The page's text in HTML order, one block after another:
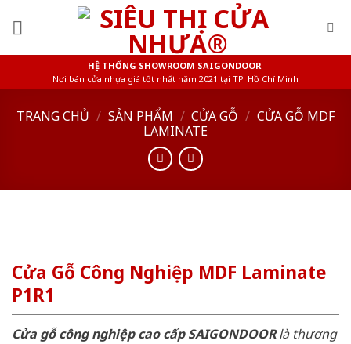
HỆ THỐNG SHOWROOM SAIGONDOOR
Nơi bán cửa nhựa giá tốt nhất năm 2021 tại TP. Hồ Chí Minh
TRANG CHỦ / SẢN PHẨM / CỬA GỖ / CỬA GỖ MDF
LAMINATE
Cửa Gỗ Công Nghiệp MDF Laminate
P1R1
Cửa gỗ công nghiệp cao cấp SAIGONDOORlà thương